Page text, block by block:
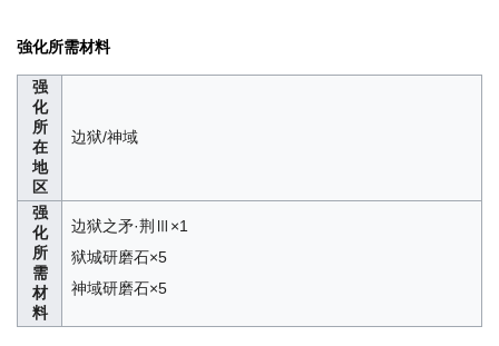
強化所需材料
强
化
所
在
地
区
边狱/神域
强
化
所
需
材
料
边狱之矛·荆Ⅲ×1
狱城研磨石×5
神域研磨石×5